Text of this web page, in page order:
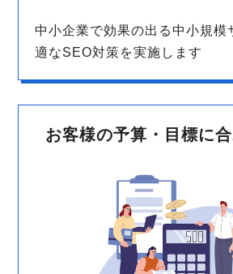
中小企業で効果の出る中小規模
適なSEO対策を実施します
お客様の予算・目標に